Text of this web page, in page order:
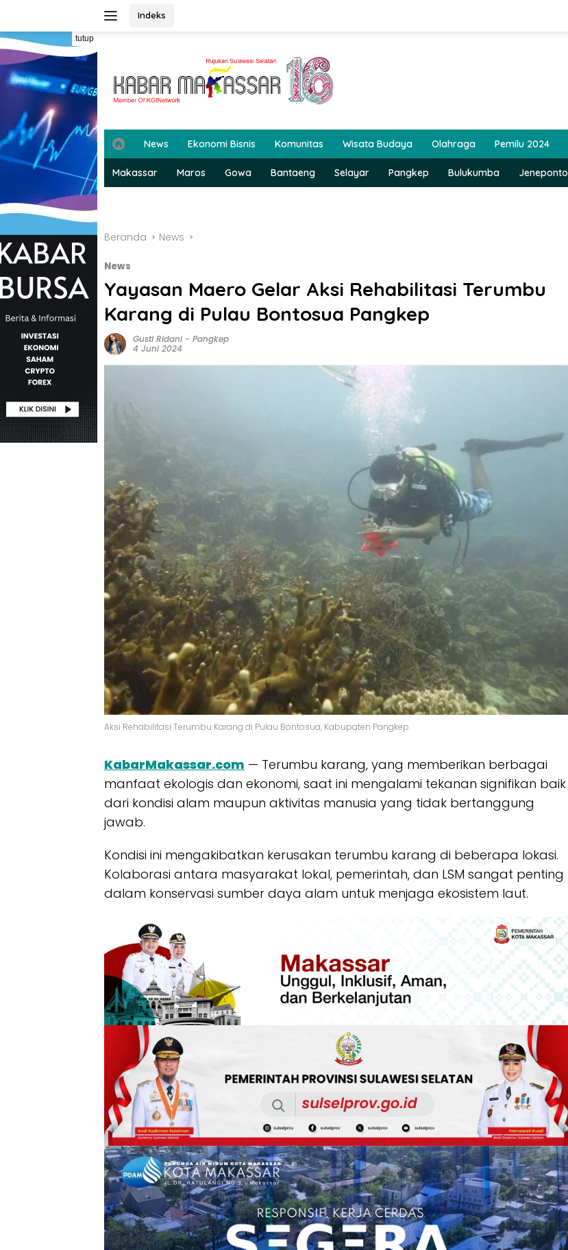
konten
Indeks
tutup
H
o
m
e
News Ekonomi Bisnis Komunitas Wisata Budaya Olahraga Pemilu 2024
Makassar Maros Gowa Bantaeng Selayar Pangkep Bulukumba Jeneponto
Beranda News
News
Yayasan Maero Gelar Aksi Rehabilitasi Terumbu
Karang di Pulau Bontosua Pangkep
Gusti Ridani- Pangkep
4 Juni 2024
Aksi Rehabilitasi Terumbu Karang di Pulau Bontosua, Kabupaten Pangkep.
KabarMakassar.com — Terumbu karang, yang memberikan berbagai
manfaat ekologis dan ekonomi, saat ini mengalami tekanan signifikan baik
dari kondisi alam maupun aktivitas manusia yang tidak bertanggung
jawab.
Kondisi ini mengakibatkan kerusakan terumbu karang di beberapa lokasi.
Kolaborasi antara masyarakat lokal, pemerintah, dan LSM sangat penting
dalam konservasi sumber daya alam untuk menjaga ekosistem laut.